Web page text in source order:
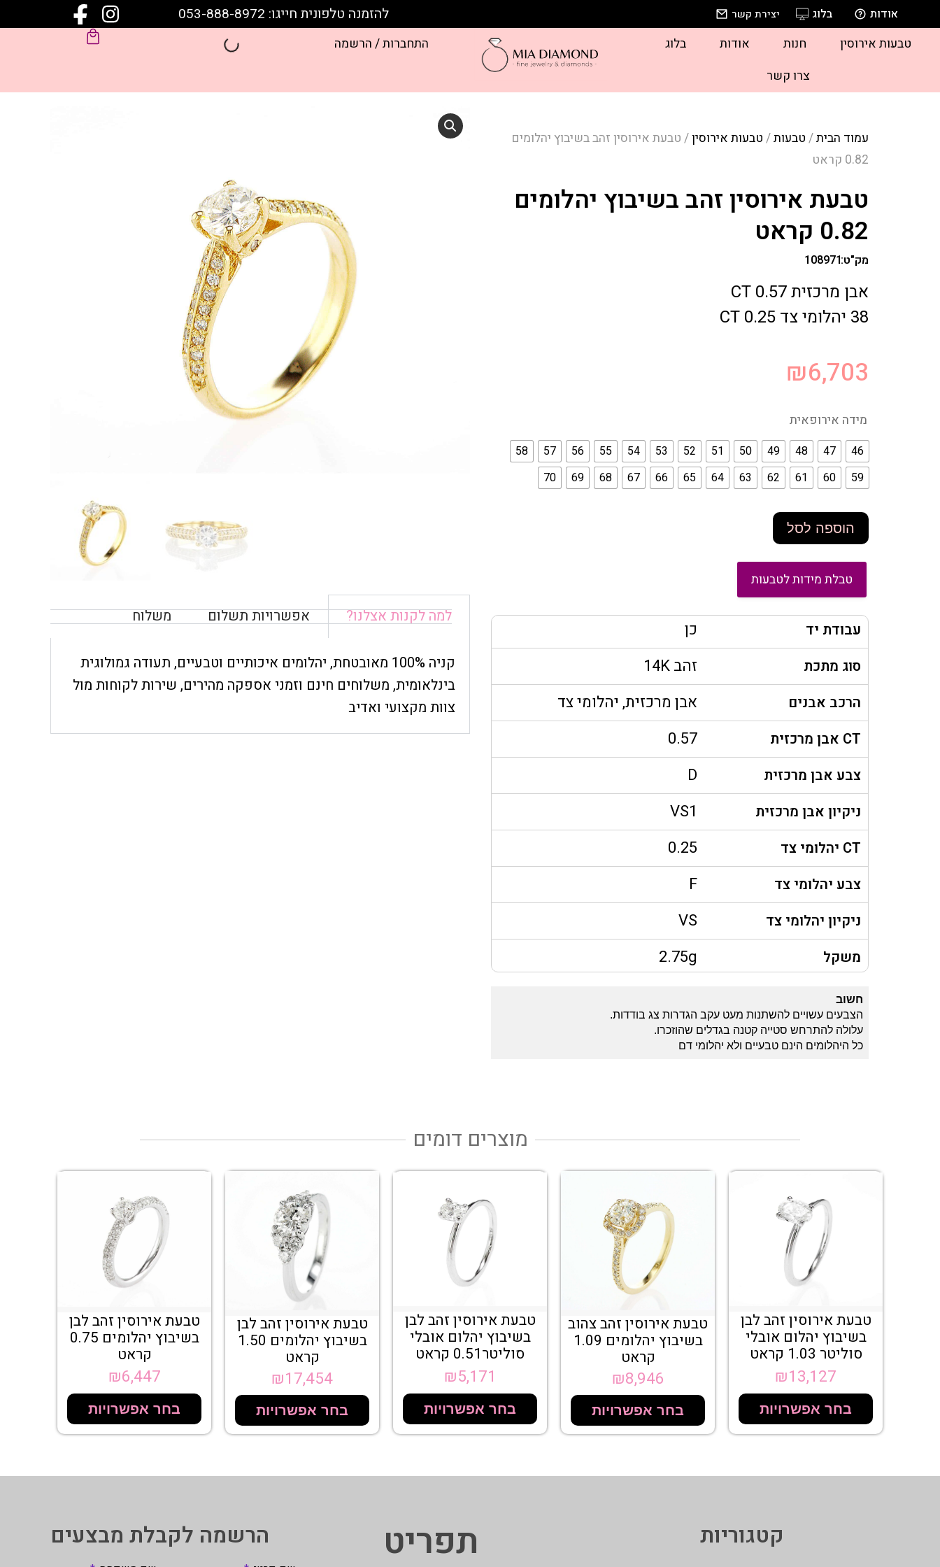
אודות בלוג יצירת קשר להזמנה טלפונית חייגו: 053-888-8972
טבעות אירוסין חנות אודות
בלוג
צרו קשר
התחברות / הרשמה
עמוד הבית/ טבעות/ טבעות אירוסין/ טבעת אירוסין זהב בשיבוץ יהלומים
0.82 קראט
טבעת אירוסין זהב בשיבוץ יהלומים
0.82 קראט
מק"ט:108971
אבן מרכזית 0.57 CT
38 יהלומי צד 0.25 CT
₪6,703
מידה אירופאית
46
47
48
49
50
51
52
53
54
55
56
57
58
59
60
61
62
63
64
65
66
67
68
69
70
הוספה לסל
טבלת מידות לטבעות
עבודת יד כן
סוג מתכת זהב 14K
הרכב אבנים אבן מרכזית, יהלומי צד
CT אבן מרכזית 0.57
צבע אבן מרכזית D
ניקיון אבן מרכזית VS1
CT יהלומי צד 0.25
צבע יהלומי צד F
ניקיון יהלומי צד VS
משקל 2.75g
חשוב
הצבעים עשויים להשתנות מעט עקב הגדרות צג בודדות.
עלולה להתרחש סטייה קטנה בגדלים שהוזכרו.
כל היהלומים הינם טבעיים ולא יהלומי דם
למה לקנות אצלנו? אפשרויות תשלום משלוח
קניה 100% מאובטחת, יהלומים איכותיים וטבעיים, תעודה גמולוגית
בינלאומית, משלוחים חינם וזמני אספקה מהירים, שירות לקוחות מול
צוות מקצועי ואדיב
מוצרים דומים
טבעת אירוסין זהב לבן
בשיבוץ יהלום אובלי
סוליטר 1.03 קראט
₪13,127
בחר אפשרויות
טבעת אירוסין זהב צהוב
בשיבוץ יהלומים 1.09
קראט
₪8,946
בחר אפשרויות
טבעת אירוסין זהב לבן
בשיבוץ יהלום אובלי
סוליטר0.51 קראט
₪5,171
בחר אפשרויות
טבעת אירוסין זהב לבן
בשיבוץ יהלומים 1.50
קראט
₪17,454
בחר אפשרויות
טבעת אירוסין זהב לבן
בשיבוץ יהלומים 0.75
קראט
₪6,447
בחר אפשרויות
קטגוריות תפריט הרשמה לקבלת מבצעים